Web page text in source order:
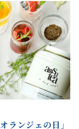
ランジェの日」